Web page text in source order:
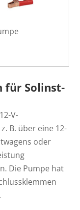
für Solinst-
V-
B. über eine 12-
oder
Die Pumpe hat